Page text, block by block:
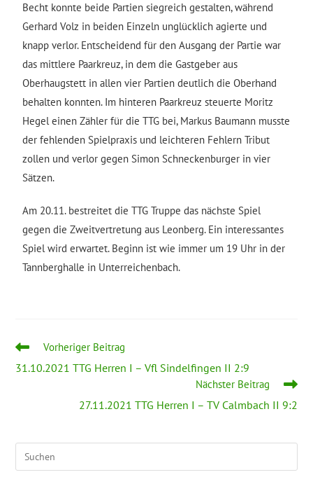
Becht konnte beide Partien siegreich gestalten, während
Gerhard Volz in beiden Einzeln unglücklich agierte und
knapp verlor. Entscheidend für den Ausgang der Partie war
das mittlere Paarkreuz, in dem die Gastgeber aus
Oberhaugstett in allen vier Partien deutlich die Oberhand
behalten konnten. Im hinteren Paarkreuz steuerte Moritz
Hegel einen Zähler für die TTG bei, Markus Baumann musste
der fehlenden Spielpraxis und leichteren Fehlern Tribut
zollen und verlor gegen Simon Schneckenburger in vier
Sätzen.
Am 20.11. bestreitet die TTG Truppe das nächste Spiel
gegen die Zweitvertretung aus Leonberg. Ein interessantes
Spiel wird erwartet. Beginn ist wie immer um 19 Uhr in der
Tannberghalle in Unterreichenbach.
Vorheriger Beitrag
31.10.2021 TTG Herren I – Vfl Sindelfingen II 2:9
Nächster Beitrag
27.11.2021 TTG Herren I – TV Calmbach II 9:2